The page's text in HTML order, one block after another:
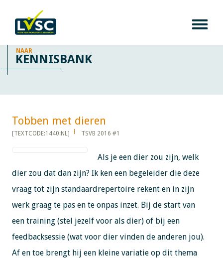
NAAR
KENNISBANK
Tobben met dieren​​​​​​
[TEXTCODE:1440:NL] TSVB 2016 #1
Als je een dier zou zijn, welk
dier zou dat dan zijn? Ik ken een begeleider die deze
vraag tot zijn standaardrepertoire rekent en in zijn
werk graag te pas en te onpas inzet. Bij de start van
een training (stel jezelf voor als dier) of bij een
feedbacksessie (wat voor dier vinden de anderen jou).
Af en toe brengt hij een kleine variatie op dit thema